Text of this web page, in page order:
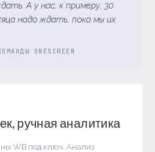
А у нас, к примеру, 30
надо ждать, пока мы их
ONESCREEN
ручная аналитика
WB под ключ. Анализ